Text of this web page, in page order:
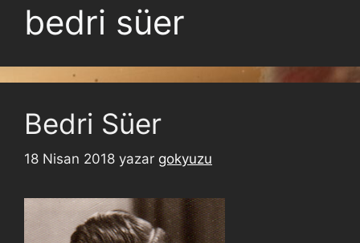
bedri süer
Bedri Süer
18 Nisan 2018 yazar gokyuzu